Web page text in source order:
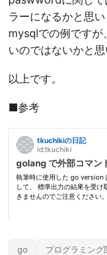
ラーになるかと思い
mysqlでの例ですが
いのではないかと思
以上です。
■参考
go プログラミング